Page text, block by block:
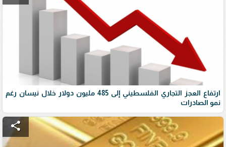
ارتفاع العجز التجاري الفلسطيني إلى 485 مليون دولار خلال نيسان رغم
نمو الصادرات
share